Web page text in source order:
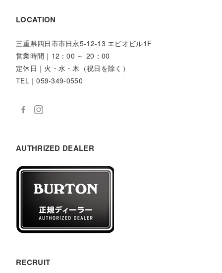
LOCATION
三重県四日市市日永5-12-13 エビオビル1F
営業時間｜12：00 ～ 20：00
定休日｜火・水・木（祝日を除く）
TEL｜059-349-0550
AUTHRIZED DEALER
RECRUIT